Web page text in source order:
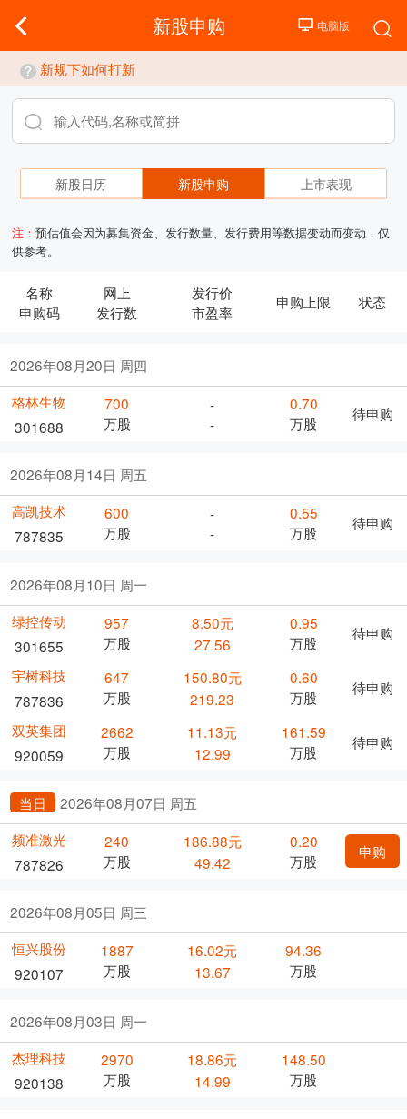
新股申购
新规下如何打新
新股日历 新股申购 上市表现
注：预估值会因为募集资金、发行数量、发行费用等数据变动而变动，仅
供参考。
名称
申购码
网上
发行数
发行价
市盈率
申购上限 状态
2026年08月20日 周四
格林生物
301688
700
万股
-
-
0.70
万股
待申购
2026年08月14日 周五
高凯技术
787835
600
万股
-
-
0.55
万股
待申购
2026年08月10日 周一
绿控传动
301655
957
万股
8.50元
27.56
0.95
万股
待申购
宇树科技
787836
647
万股
150.80元
219.23
0.60
万股
待申购
双英集团
920059
2662
万股
11.13元
12.99
161.59
万股
待申购
当日
2026年08月07日 周五
频准激光
787826
240
万股
186.88元
49.42
0.20
万股
申购
2026年08月05日 周三
恒兴股份
920107
1887
万股
16.02元
13.67
94.36
万股
2026年08月03日 周一
杰理科技
920138
2970
万股
18.86元
14.99
148.50
万股